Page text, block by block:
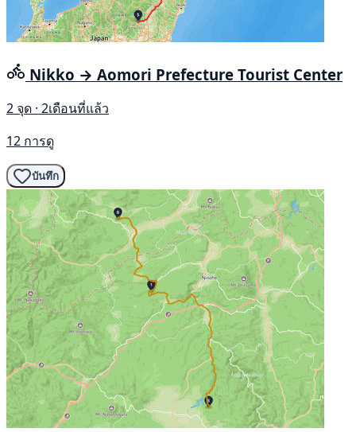
Nikko → Aomori Prefecture Tourist Center
2 จุด · 2เดือนที่แล้ว
12 การดู
บันทึก